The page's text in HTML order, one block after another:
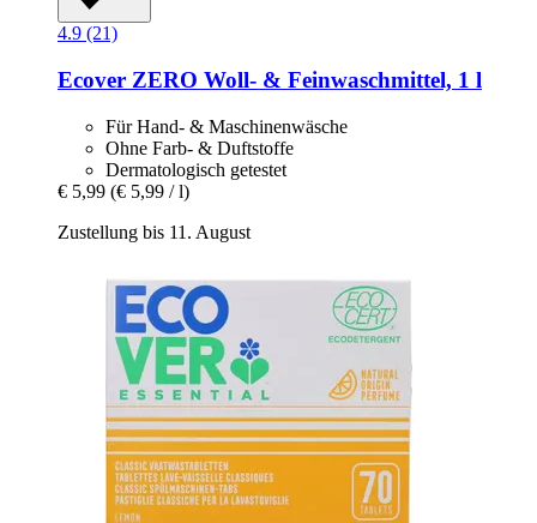
4.9 (21)
Ecover ZERO Woll-​ & Feinwaschmittel, 1 l
Für Hand- & Maschinenwäsche
Ohne Farb- & Duftstoffe
Dermatologisch getestet
€ 5,99 (€ 5,99 / l)
Zustellung bis 11. August